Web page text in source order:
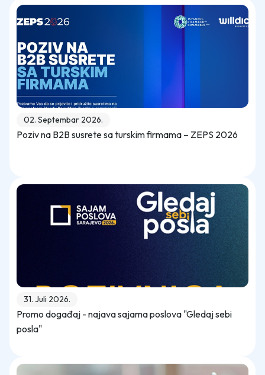
02. Septembar 2026.
Poziv na B2B susrete sa turskim firmama – ZEPS 2026
31. Juli 2026.
Promo događaj - najava sajama poslova "Gledaj sebi
posla"